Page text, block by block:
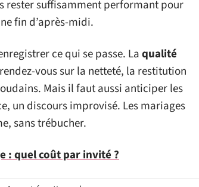
rester suffisamment performant pour
fin d’après-midi.
ce qui se passe. Laqualité
vous sur la netteté, la restitution
Mais il faut aussi anticiper les
un discours improvisé. Les mariages
sans trébucher.
: quel coût par invité ?